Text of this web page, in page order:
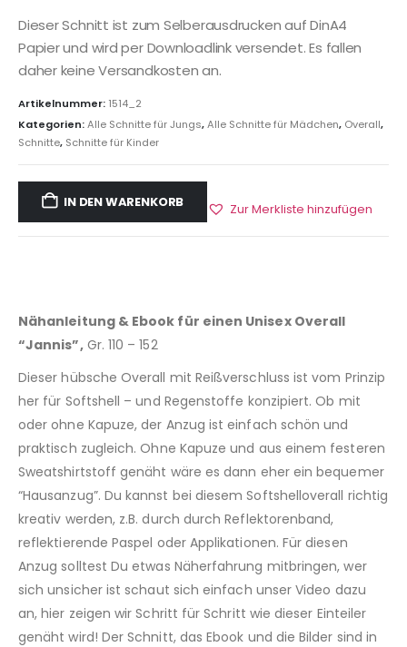
Dieser Schnitt ist zum Selberausdrucken auf DinA4
Papier und wird per Downloadlink versendet. Es fallen
daher keine Versandkosten an.
Artikelnummer: 1514_2
Kategorien:Alle Schnitte für Jungs,Alle Schnitte für Mädchen, Overall,
Schnitte, Schnitte für Kinder
IN DEN WARENKORB Zur Merkliste hinzufügen
Nähanleitung & Ebook für einen Unisex Overall
“Jannis”,Gr. 110 – 152
Dieser hübsche Overall mit Reißverschluss ist vom Prinzip
her für Softshell – und Regenstoffe konzipiert. Ob mit
oder ohne Kapuze, der Anzug ist einfach schön und
praktisch zugleich. Ohne Kapuze und aus einem festeren
Sweatshirtstoff genäht wäre es dann eher ein bequemer
“Hausanzug”. Du kannst bei diesem Softshelloverall richtig
kreativ werden, z.B. durch durch Reflektorenband,
reflektierende Paspel oder Applikationen. Für diesen
Anzug solltest Du etwas Näherfahrung mitbringen, wer
sich unsicher ist schaut sich einfach unser Video dazu
an, hier zeigen wir Schritt für Schritt wie dieser Einteiler
genäht wird! Der Schnitt, das Ebook und die Bilder sind in